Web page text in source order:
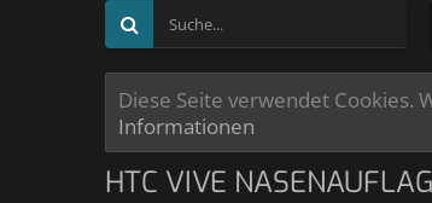
Diese Seite verwendet Cookies.
Informationen
HTC VIVE